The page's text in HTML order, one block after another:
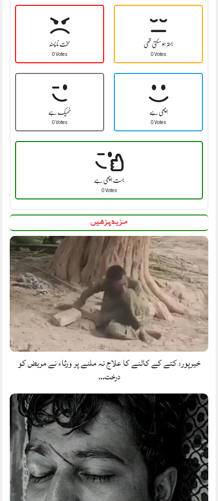
سخت نا پسند
0 Votes
بہتر ہو سکتی تھی
0 Votes
ٹھیک ہے
0 Votes
اچھی ہے
0 Votes
بہت اچھی ہے
0 Votes
مزید پڑھیں
خیرپور: کتے کے کاٹنے کا علاج نہ ملنے پر ورثاء نے مریض کو
درخت…